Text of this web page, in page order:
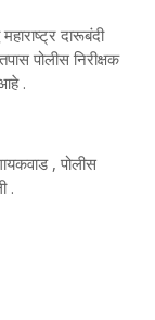
दारूबंदी
पोलीस निरीक्षक
.
, पोलीस
.